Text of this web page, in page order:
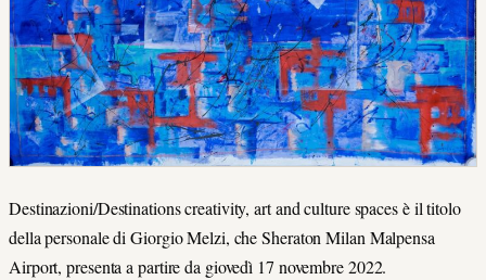
Destinazioni/Destinations creativity, art and culture spaces è il titolo
della personale di Giorgio Melzi, che Sheraton Milan Malpensa
Airport, presenta a partire da giovedì 17 novembre 2022.